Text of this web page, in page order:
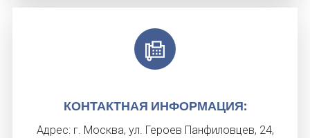
КОН­ТАК­ТНАЯ ИН­ФОРМА­ЦИЯ:
Ад­рес: г. Мос­ква, ул. Ге­ро­ев Пан­фи­лов­цев, 24,